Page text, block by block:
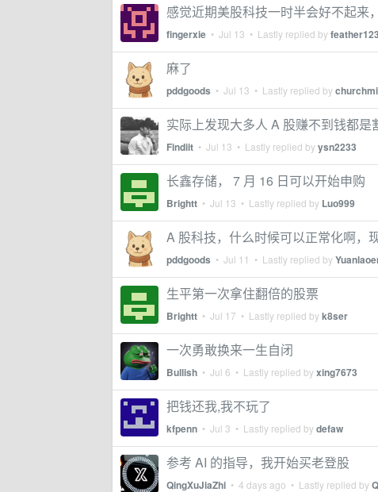
感觉近期美股科技一时半会好不起来
fingerxie • Jul 13 • Lastly replied by
麻了
pddgoods • Jul 13 • Lastly replied by
实际上发现大多人 A 股赚不到钱都是
Findiit • Jul 13 • Lastly replied byysn2233
长鑫存储， 7 月 16 日可以开始申购
Brightt • Jul 13 • Lastly replied by Luo999
A 股科技，什么时候可以正常化啊，
pddgoods • Jul 11 • Lastly replied by
生平第一次拿住翻倍的股票
Brightt • Jul 17 • Lastly replied byk8ser
一次勇敢换来一生自闭
Bullish • Jul 6 • Lastly replied byxing7673
把钱还我,我不玩了
kfpenn • Jul 3 • Lastly replied bydefaw
参考 AI 的指导，我开始买老登股
QingXuJiaZhi • 4 days ago • Lastly replied by